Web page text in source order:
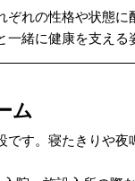
れの性格や状態
一緒に健康を支え
ム
す。寝たきりや